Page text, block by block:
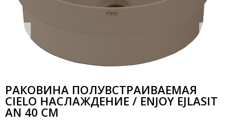
РАКОВИНА ПОЛУВСТРАИВАЕМАЯ
CIELO НАСЛАЖДЕНИЕ / ENJOY EJLASIT
AN 40 СМ